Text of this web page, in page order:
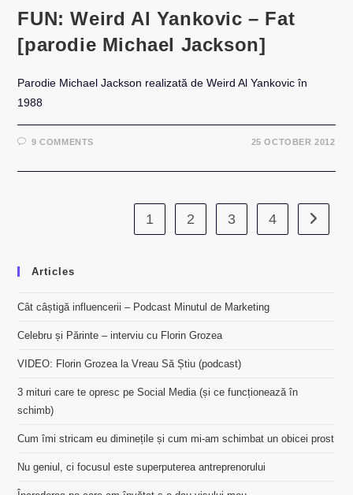
FUN: Weird Al Yankovic – Fat
[parodie Michael Jackson]
Parodie Michael Jackson realizată de Weird Al Yankovic în
1988
9 COMMENTS 25 OCTOBER 2012
1 2 3 4 Go to
Articles
Cât câștigă influencerii – Podcast Minutul de Marketing
Celebru și Părinte – interviu cu Florin Grozea
VIDEO: Florin Grozea la Vreau Să Știu (podcast)
3 mituri care te opresc pe Social Media (și ce funcționează în
schimb)
Cum îmi stricam eu diminețile și cum mi-am schimbat un obicei prost
Nu geniul, ci focusul este superputerea antreprenorului